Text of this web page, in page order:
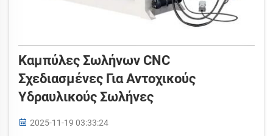
Καμπύλες Σωλήνων CNC
Σχεδιασμένες Για Αντοχικούς
Υδραυλικούς Σωλήνες
2025-11-19 03:33:24